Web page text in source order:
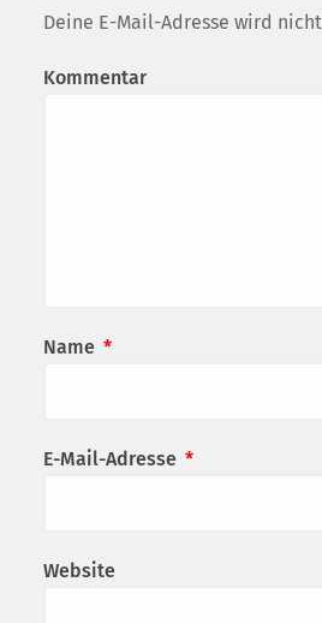
Deine E-Mail-Adresse wird
Kommentar
Name *
E-Mail-Adresse *
Website